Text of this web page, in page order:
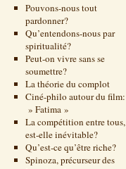
Pouvons-nous tout
pardonner?
Qu’entendons-nous par
spiritualité?
Peut-on vivre sans se
soumettre?
La théorie du complot
Ciné-philo autour du film:
» Fatima »
La compétition entre tous,
est-elle inévitable?
Qu’est-ce qu’être riche?
Spinoza, précurseur des